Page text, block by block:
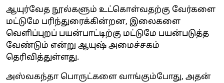
ஆயுர்வேத நூல்களும் உட்கொள்வதற்கு வேர்களை
மட்டுமே பரிந்துரைக்கின்றன, இலைகளை
வெளிப்புறப் பயன்பாட்டிற்கு மட்டுமே பயன்படுத்த
வேண்டும் என்று ஆயுஷ் அமைச்சகம்
தெரிவித்துள்ளது.
அஸ்வகந்தா பொருட்களை வாங்கும்போது, ​​அதன்